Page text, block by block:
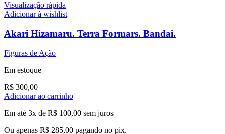
Visualização rápida
Adicionar à wishlist
Akari Hizamaru. Terra Formars. Bandai.
Figuras de Ação
Em estoque
R$ 300,00
Adicionar ao carrinho
Em até 3x de R$ 100,00 sem juros
Ou apenas R$ 285,00 pagando no pix.